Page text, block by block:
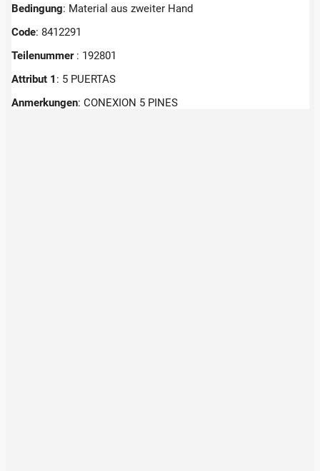
Bedingung: Material aus zweiter Hand
Code: 8412291
Teilenummer : 192801
Attribut 1 : 5 PUERTAS
Anmerkungen: CONEXION 5 PINES